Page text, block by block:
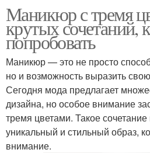
Маникюр с тремя
крутых сочетаний,
попробовать
Маникюр — это не просто
но и возможность выразить
Сегодня мода предлагает
дизайна, но особое внимание
тремя цветами. Такое сочетание
уникальный и стильный образ,
внимание.